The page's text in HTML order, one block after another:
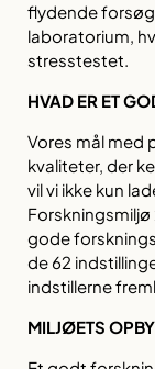
flydende
laboratorium,
stresstestet.
HVAD ER ET
Vores mål med
kvaliteter, der
vil vi ikke kun
gode
de 62
indstillerne
MILJØETS